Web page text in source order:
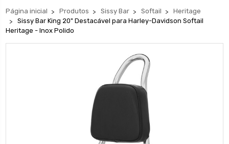
Página inicial Produtos Sissy Bar Softail
Heritage
Sissy Bar King 20" Destacável para Harley-Davidson Softail
Heritage - Inox Polido